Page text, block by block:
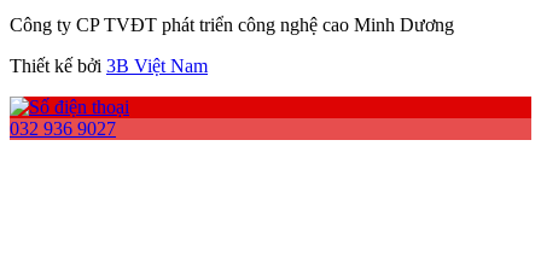
Công ty CP TVĐT phát triển công nghệ cao Minh Dương
Thiết kế bởi 3B Việt Nam
032 936 9027